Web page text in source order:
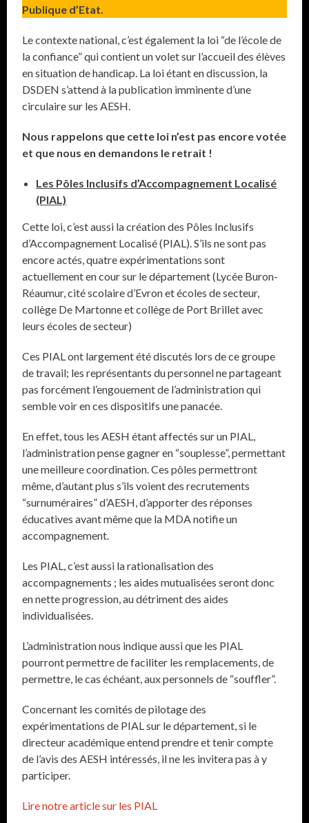
Publique d’Etat.
Le contexte national, c’est également la loi “de l’école de
la confiance” qui contient un volet sur l’accueil des élèves
en situation de handicap. La loi étant en discussion, la
DSDEN s’attend à la publication imminente d’une
circulaire sur les AESH.
Nous rappelons que cette loi n’est pas encore votée
et que nous en demandons le retrait !
Les Pôles Inclusifs d’Accompagnement Localisé
(PIAL)
Cette loi, c’est aussi la création des Pôles Inclusifs
d’Accompagnement Localisé (PIAL). S’ils ne sont pas
encore actés, quatre expérimentations sont
actuellement en cour sur le département (Lycée Buron-
Réaumur, cité scolaire d’Evron et écoles de secteur,
collège De Martonne et collège de Port Brillet avec
leurs écoles de secteur)
Ces PIAL ont largement été discutés lors de ce groupe
de travail; les représentants du personnel ne partageant
pas forcément l’engouement de l’administration qui
semble voir en ces dispositifs une panacée.
En effet, tous les AESH étant affectés sur un PIAL,
l’administration pense gagner en “souplesse”, permettant
une meilleure coordination. Ces pôles permettront
même, d’autant plus s’ils voient des recrutements
“surnuméraires” d’AESH, d’apporter des réponses
éducatives avant même que la MDA notifie un
accompagnement.
Les PIAL, c’est aussi la rationalisation des
accompagnements ; les aides mutualisées seront donc
en nette progression, au détriment des aides
individualisées.
L’administration nous indique aussi que les PIAL
pourront permettre de faciliter les remplacements, de
permettre, le cas échéant, aux personnels de “souffler”.
Concernant les comités de pilotage des
expérimentations de PIAL sur le département, si le
directeur académique entend prendre et tenir compte
de l’avis des AESH intéressés, il ne les invitera pas à y
participer.
Lire notre article sur les PIAL